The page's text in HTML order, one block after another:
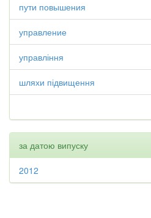
пути повышения
управление
управління
шляхи підвищення
за датою випуску
2012